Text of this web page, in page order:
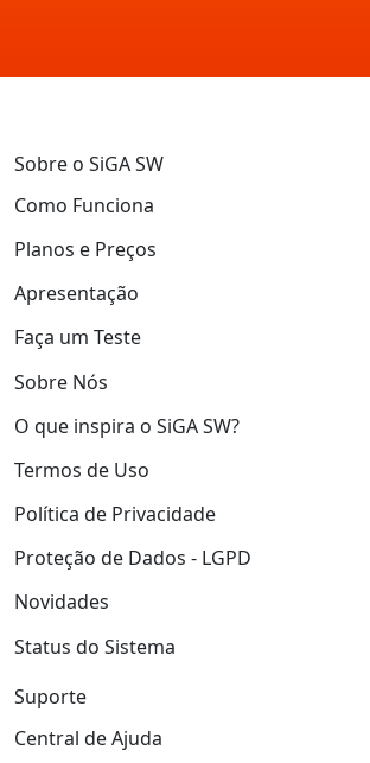
Sobre o SiGA SW
Como Funciona
Planos e Preços
Apresentação
Faça um Teste
Sobre Nós
O que inspira o SiGA SW?
Termos de Uso
Política de Privacidade
Proteção de Dados - LGPD
Novidades
Status do Sistema
Suporte
Central de Ajuda